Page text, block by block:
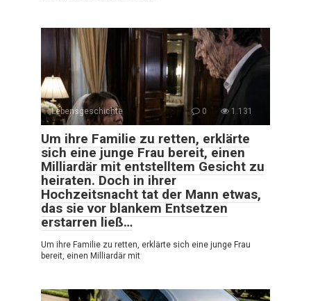
Lebensgeschichte 0 1.131
Um ihre Familie zu retten, erklärte
sich eine junge Frau bereit, einen
Milliardär mit entstelltem Gesicht zu
heiraten. Doch in ihrer
Hochzeitsnacht tat der Mann etwas,
das sie vor blankem Entsetzen
erstarren ließ…
Um ihre Familie zu retten, erklärte sich eine junge Frau
bereit, einen Milliardär mit